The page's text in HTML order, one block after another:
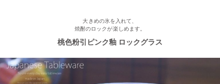
≪新着商品≫ あったか手作りご飯茶碗・湯飲み、入荷しました♪
大きめの氷を入れて、
焼酎のロックが楽しめます。
桃色粉引ピンク釉 ロックグラス